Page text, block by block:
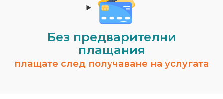
Без предварителни
плащания
плащате след получаване на услугата